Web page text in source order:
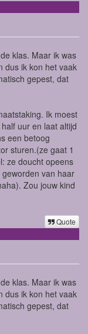
klas. Maar ik was
dus ik kon het vaak
gepest, dat
Ik moest
uur en laat altijd
een betoog
sturen.(ze gaat 1
ze doucht opeens
van haar
Zou jouw kind
Quote
klas. Maar ik was
dus ik kon het vaak
gepest, dat